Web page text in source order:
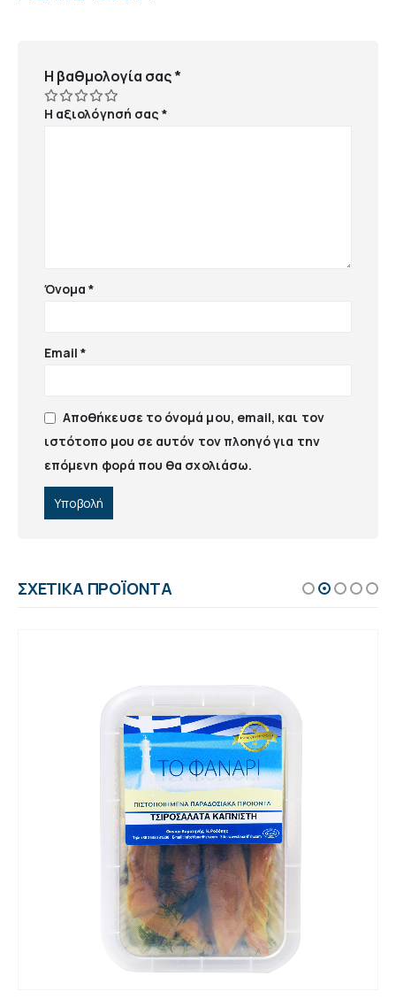
Η βαθμολογία σας*
Η αξιολόγησή σας*
Όνομα*
Email*
Αποθήκευσε το όνομά μου, email, και τον
ιστότοπο μου σε αυτόν τον πλοηγό για την
επόμενη φορά που θα σχολιάσω.
ΣΧΕΤΙΚΆ ΠΡΟΪΌΝΤΑ